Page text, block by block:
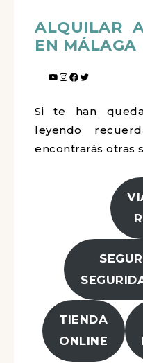
ALQUILAR
EN MÁLAGA
Si te han
leyendo
encontrarás otras
TIENDA
ONLINE